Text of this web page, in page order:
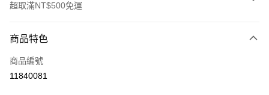
超取滿NT$500免運
信用卡一次付款
超商取貨付款
商品特色
商品編號
11840081